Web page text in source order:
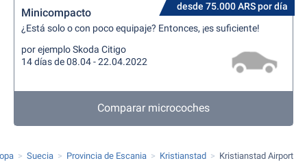
desde 75.000 ARS por día
Minicompacto
¿Está solo o con poco equipaje? Entonces, ¡es suficiente!
por ejemplo Skoda Citigo
14 días de 08.04 - 22.04.2022
Comparar microcoches
Suecia Provincia de Escania Kristianstad Kristianstad Airport